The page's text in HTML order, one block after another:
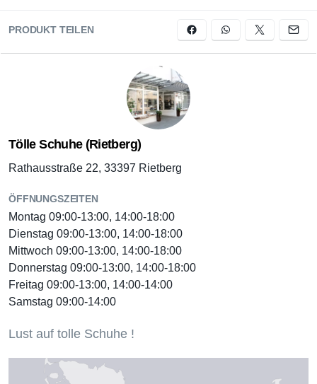
PRODUKT TEILEN
Tölle Schuhe (Rietberg)
Rathausstraße 22, 33397 Rietberg
ÖFFNUNGSZEITEN
Montag 09:00-13:00, 14:00-18:00
Dienstag 09:00-13:00, 14:00-18:00
Mittwoch 09:00-13:00, 14:00-18:00
Donnerstag 09:00-13:00, 14:00-18:00
Freitag 09:00-13:00, 14:00-14:00
Samstag 09:00-14:00
Lust auf tolle Schuhe !